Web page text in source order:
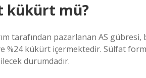
kükürt mü?
tarafından pazarlanan AS
%24 kükürt içermektedir. Sülfat
durumdadır.